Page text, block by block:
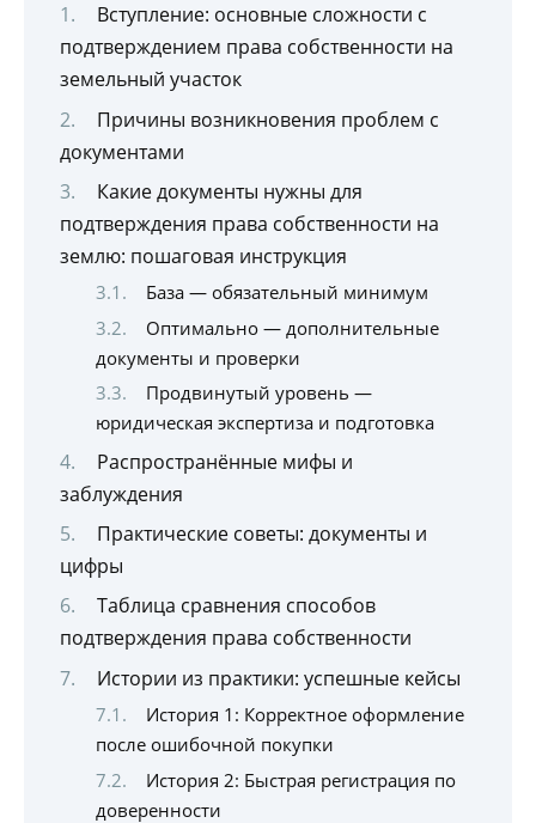
Вступление: основные сложности с
подтверждением права собственности на
земельный участок
Причины возникновения проблем с
документами
Какие документы нужны для
подтверждения права собственности на
землю: пошаговая инструкция
База — обязательный минимум
Оптимально — дополнительные
документы и проверки
Продвинутый уровень —
юридическая экспертиза и подготовка
Распространённые мифы и
заблуждения
Практические советы: документы и
цифры
Таблица сравнения способов
подтверждения права собственности
Истории из практики: успешные кейсы
История 1: Корректное оформление
после ошибочной покупки
История 2: Быстрая регистрация по
доверенности